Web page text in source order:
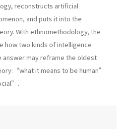
reconstructs artificial
and puts it into the
With ethnomethodology, the
how two kinds of intelligence
answer may reframe the oldest
it means to be human”